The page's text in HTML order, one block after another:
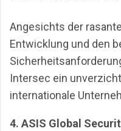
Angesichts der
Entwicklung und den
Intersec ein
internationale
4. ASIS Global